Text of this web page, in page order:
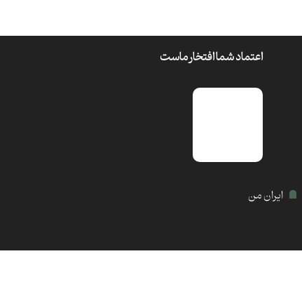
اعتماد شما افتخار ماست
ایران من